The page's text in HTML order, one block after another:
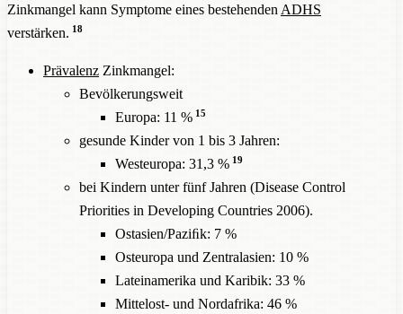
Zinkmangel kann Symptome eines bestehenden ADHS
verstärken. 18
Prävalenz Zinkmangel:
Bevölkerungsweit
Europa: 11 % 15
gesunde Kinder von 1 bis 3 Jahren:
Westeuropa: 31,3 % 19
bei Kindern unter fünf Jahren (Disease Control
Priorities in Developing Countries 2006).
Ostasien/Paziﬁk: 7 %
Osteuropa und Zentralasien: 10 %
Lateinamerika und Karibik: 33 %
Mittelost- und Nordafrika: 46 %